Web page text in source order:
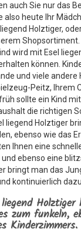
auch Sie nur das
also heute Ihr
Holztiger,
wird mit Esel
können.
und viele andere
Peitz, Ihrem
sollte ein Kind
die richtigen
liegend Holztiger
ebenso wie das
Ihnen eine
ebenso eine
bringt man das
kontinuierlich
zum funkeln,
Kinderzimmers.